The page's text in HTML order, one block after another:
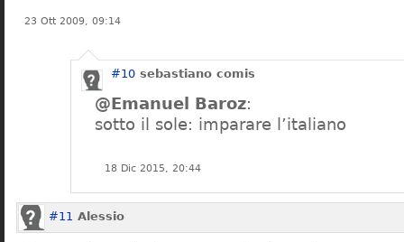
23 Ott 2009, 09:14
#10 sebastiano comis
@Emanuel Baroz:
sotto il sole: imparare l’italiano
18 Dic 2015, 20:44
#11 Alessio